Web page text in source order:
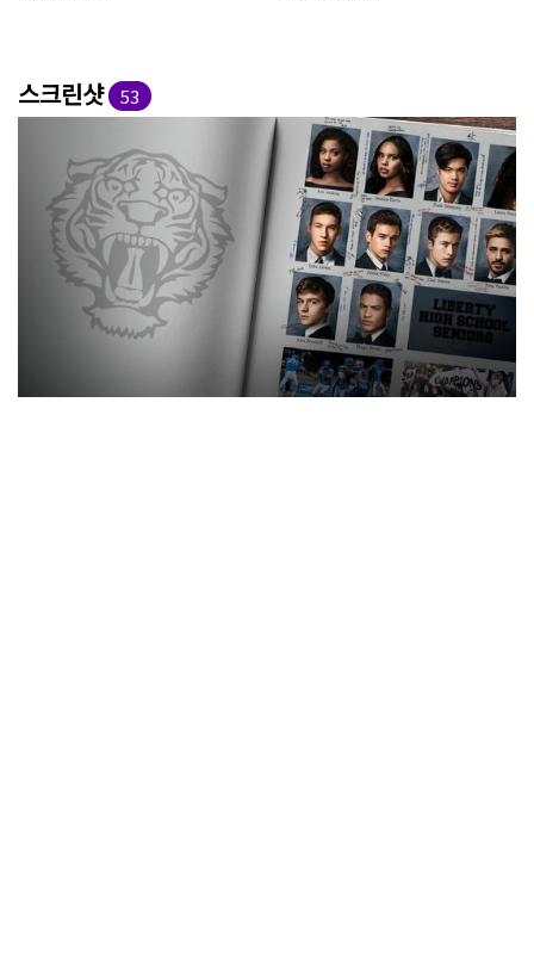
스크린샷 53